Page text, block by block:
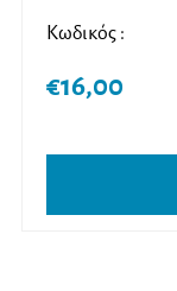
Κωδικός :
€16,00